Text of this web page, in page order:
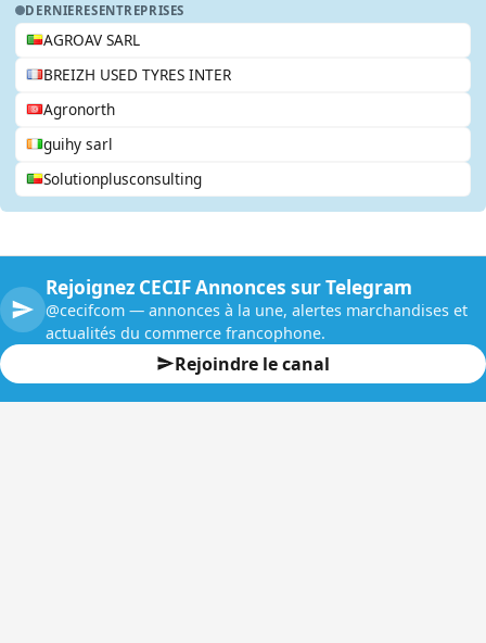
DERNIERESENTREPRISES
AGROAV SARL
BREIZH USED TYRES INTER
Agronorth
guihy sarl
Solutionplusconsulting
Rejoignez CECIF Annonces sur Telegram
@cecifcom — annonces à la une, alertes marchandises et
actualités du commerce francophone.
Rejoindre le canal